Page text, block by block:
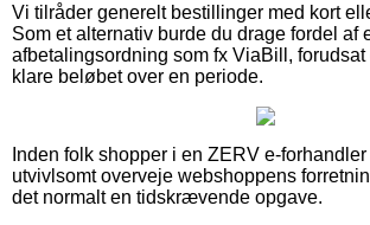
Vi tilråder generelt bestillinger med kort
Som et alternativ burde du drage fordel af
afbetalingsordning som fx ViaBill,
klare beløbet over en periode.
Inden folk shopper i en ZERV e-
utvivlsomt overveje webshoppens
det normalt en tidskrævende opgave.